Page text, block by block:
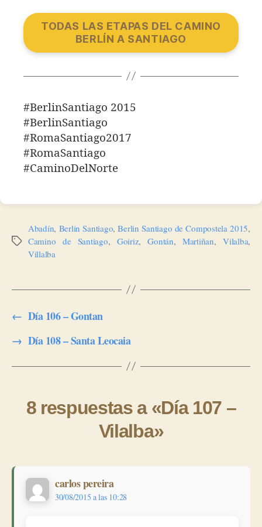
TODAS LAS ETAPAS DEL CAMINO
BERLÍN A SANTIAGO
#BerlinSantiago 2015
#BerlinSantiago
#RomaSantiago2017
#RomaSantiago
#CaminoDelNorte
Etiquetas
Abadín, Berlin Santiago,Berlin Santiago de Compostela 2015,
Camino de Santiago, Goiriz,Gontán, Martiñan,Vilalba,
Villalba
← Día 106 – Gontan
→ Día 108 – Santa Leocaia
8 respuestas a «Día 107 –
Vilalba»
carlos pereiradice:
30/08/2015 a las 10:28